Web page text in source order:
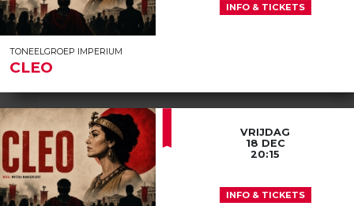
TONEELGROEP IMPERIUM
CLEO
INFO & TICKETS
VRIJDAG
18 DEC
20:15
INFO & TICKETS